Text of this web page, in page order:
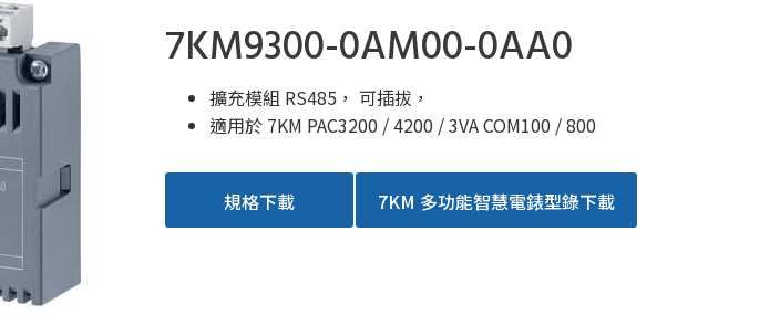
7KM9300-0AM00-0AA0
擴充模組 RS485， 可插拔，
適用於 7KM PAC3200 / 4200 / 3VA COM100 / 800
規格下載 7KM 多功能智慧電錶型錄下載